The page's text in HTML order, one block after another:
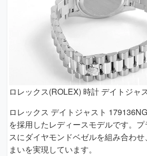
ロレックス(ROLEX) 時計 デイトジャ
ロレックス デイトジャスト
を採用したレディースモデルです。
スにダイヤモンドベゼルを組み合わ
まいを実現しています。